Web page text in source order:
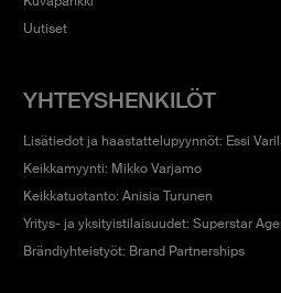
Uutiset
YHTEYSHENKILÖT
Lisätiedot ja haastattelupyynnöt: Essi
Keikkamyynti: Mikko Varjamo
Keikkatuotanto: Anisia Turunen
Yritys- ja yksityistilaisuudet: Superstar
Brändiyhteistyöt: Brand Partnerships